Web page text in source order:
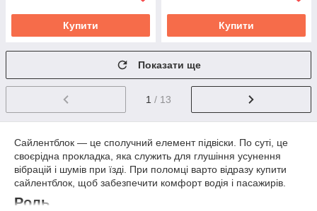
Купити Купити
Показати ще
1 / 13
Сайлентблок — це сполучний елемент підвіски. По суті, це
своєрідна прокладка, яка служить для глушіння усунення
вібрацій і шумів при їзді. При поломці варто відразу купити
сайлентблок, щоб забезпечити комфорт водія і пасажирів.
Роль